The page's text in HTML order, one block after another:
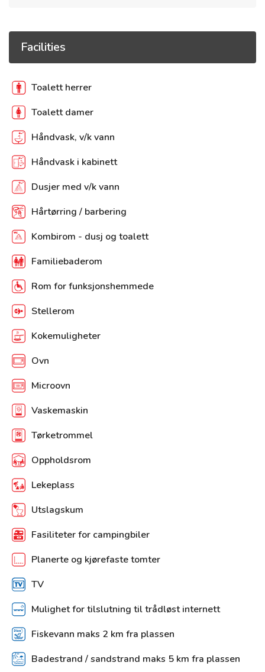
Facilities
Toalett herrer
Toalett damer
Håndvask, v/k vann
Håndvask i kabinett
Dusjer med v/k vann
Hårtørring / barbering
Kombirom - dusj og toalett
Familiebaderom
Rom for funksjonshemmede
Stellerom
Kokemuligheter
Ovn
Microovn
Vaskemaskin
Tørketrommel
Oppholdsrom
Lekeplass
Utslagskum
Fasiliteter for campingbiler
Planerte og kjørefaste tomter
TV
Mulighet for tilslutning til trådløst internett
Fiskevann maks 2 km fra plassen
Badestrand / sandstrand maks 5 km fra plassen